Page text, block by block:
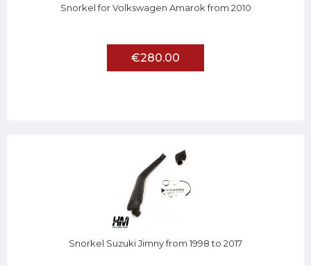
Snorkel for Volkswagen Amarok from 2010
€280.00
Snorkel Suzuki Jimny from 1998 to 2017